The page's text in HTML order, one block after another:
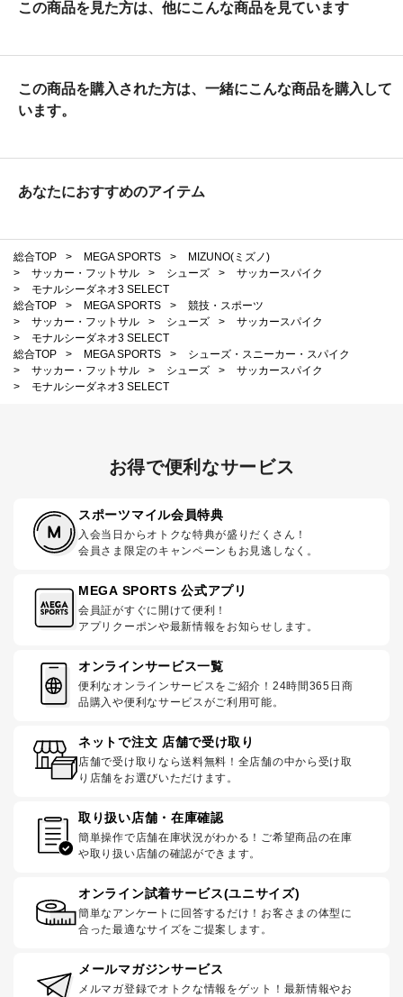
この商品を見た方は、他にこんな商品を見ています
この商品を購入された方は、一緒にこんな商品を購入して
います。
あなたにおすすめのアイテム
総合TOP > MEGA SPORTS >
MIZUNO(ミズノ)
>
サッカー・フットサル > シューズ >
サッカースパイク
>
モナルシーダネオ3 SELECT
総合TOP
> MEGA SPORTS >
競技・スポーツ
>
サッカー・フットサル > シューズ >
サッカースパイク
>
モナルシーダネオ3 SELECT
総合TOP
> MEGA SPORTS >
シューズ・スニーカー・スパイク
>
サッカー・フットサル > シューズ >
サッカースパイク
>
モナルシーダネオ3 SELECT
お得で便利なサービス
スポーツマイル会員特典
入会当日からオトクな特典が盛りだくさん！
会員さま限定のキャンペーンもお見逃しなく。
MEGA SPORTS 公式アプリ
会員証がすぐに開けて便利！
アプリクーポンや最新情報をお知らせします。
オンラインサービス一覧
便利なオンラインサービスをご紹介！24時間365日商
品購入や便利なサービスがご利用可能。
ネットで注文 店舗で受け取り
店舗で受け取りなら送料無料！全店舗の中から受け取
り店舗をお選びいただけます。
取り扱い店舗・在庫確認
簡単操作で店舗在庫状況がわかる！ご希望商品の在庫
や取り扱い店舗の確認ができます。
オンライン試着サービス(ユニサイズ)
簡単なアンケートに回答するだけ！お客さまの体型に
合った最適なサイズをご提案します。
メールマガジンサービス
メルマガ登録でオトクな情報をゲット！最新情報やお